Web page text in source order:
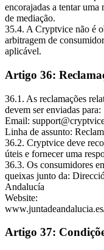
encorajadas a tentar uma
de mediação.
35.4. A Cryptvice não é
arbitragem de
aplicável.
Artigo 36:
36.1. As reclamações
devem ser enviadas para:
Email:
Linha de assunto:
36.2. Cryptvice deve
úteis e fornecer uma
36.3. Os consumidores
queixas junto da:
Andalucía
Website:
Artigo 37: